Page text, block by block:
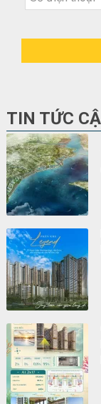
TIN TỨC